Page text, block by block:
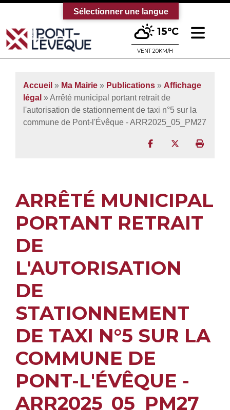
Bienvenue sur le site officiel de la
15°C
VENT 20KM/H
Accueil » Ma Mairie » Publications » Affichage
légal » Arrêté municipal portant retrait de
l'autorisation de stationnement de taxi n°5 sur la
commune de Pont-l'Évêque - ARR2025_05_PM27
Partager surPartager sur
ARRÊTÉ MUNICIPAL
PORTANT RETRAIT
DE
L'AUTORISATION
DE
STATIONNEMENT
DE TAXI N°5 SUR LA
COMMUNE DE
PONT-L'ÉVÊQUE -
ARR2025_05_PM27
Sélectionner une langue